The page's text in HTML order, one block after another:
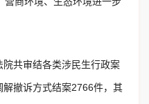
共审结各类涉民生行政案
撤诉方式结案2766件，其